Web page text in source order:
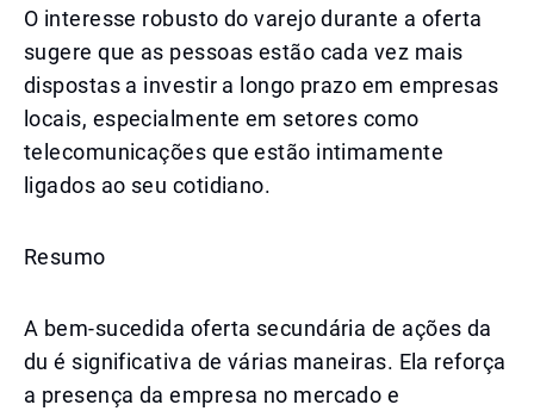
O interesse robusto do varejo durante a oferta
sugere que as pessoas estão cada vez mais
dispostas a investir a longo prazo em empresas
locais, especialmente em setores como
telecomunicações que estão intimamente
ligados ao seu cotidiano.
Resumo
A bem-sucedida oferta secundária de ações da
du é significativa de várias maneiras. Ela reforça
a presença da empresa no mercado e